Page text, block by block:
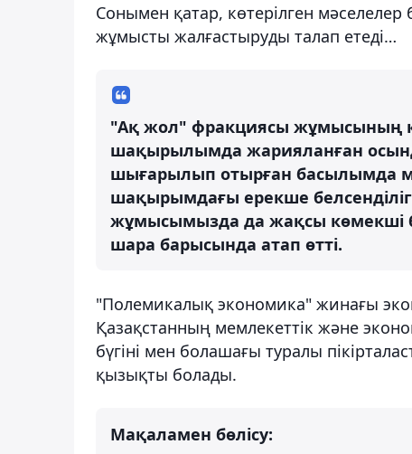
Сонымен қатар, көтерілген
жұмысты жалғастыруды талап етеді…
"Ақ жол" фракциясы жұмысының
шақырылымда жарияланған
шығарылып отырған басылымда
шақырымдағы ерекше
жұмысымызда да жақсы көмекші
шара барысында атап өтті.
"Полемикалық экономика" жинағы
Қазақстанның мемлекеттік және
бүгіні мен болашағы туралы
қызықты болады.
Мақаламен бөлісу: